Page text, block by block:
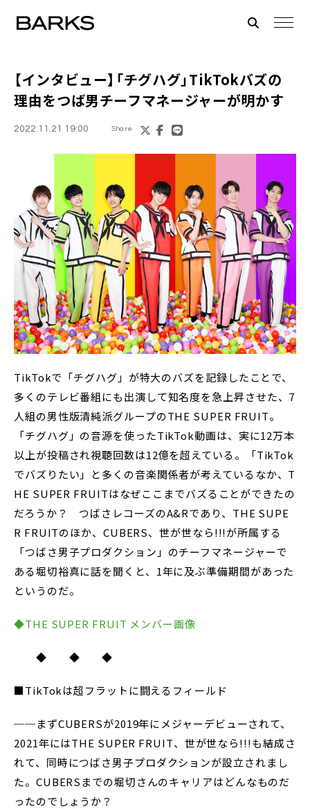
【インタビュー】「チグハグ」TikTokバズの
理由をつば男チーフマネージャーが明かす
2022.11.21 19:00 Share
TikTokで「チグハグ」が特大のバズを記録したことで、
多くのテレビ番組にも出演して知名度を急上昇させた、7
人組の男性版清純派グループのTHE SUPER FRUIT。
「チグハグ」の音源を使ったTikTok動画は、実に12万本
以上が投稿され視聴回数は12億を超えている。「TikTok
でバズりたい」と多くの音楽関係者が考えているなか、T
HE SUPER FRUITはなぜここまでバズることができたの
だろうか？ つばさレコーズのA&Rであり、THE SUPE
R FRUITのほか、CUBERS、世が世なら!!!が所属する
「つばさ男子プロダクション」のチーフマネージャーで
ある堀切裕真に話を聞くと、1年に及ぶ準備期間があった
というのだ。
◆THE SUPER FRUIT メンバー画像
◆ ◆ ◆
■TikTokは超フラットに闘えるフィールド
──まずCUBERSが2019年にメジャーデビューされて、
2021年にはTHE SUPER FRUIT、世が世なら!!!も結成さ
れて、同時につばさ男子プロダクションが設立されまし
た。CUBERSまでの堀切さんのキャリアはどんなものだ
ったのでしょうか？